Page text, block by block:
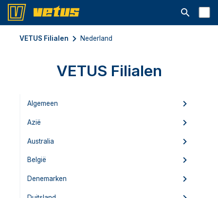
Open
VETUS Filialen Nederland
VETUS Filialen
Algemeen
Azië
Australia
België
Denemarken